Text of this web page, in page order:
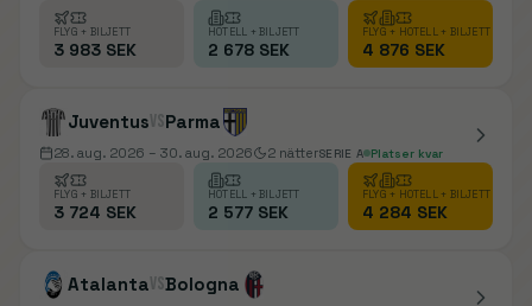
FLYG + BILJETT
3 983 SEK
HOTELL + BILJETT
2 678 SEK
FLYG + HOTELL + BILJETT
4 876 SEK
JuventusvsParma
28. aug. 2026 – 30. aug. 2026 2 nätterSERIE A Platser kvar
FLYG + BILJETT
3 724 SEK
HOTELL + BILJETT
2 577 SEK
FLYG + HOTELL + BILJETT
4 284 SEK
AtalantavsBologna